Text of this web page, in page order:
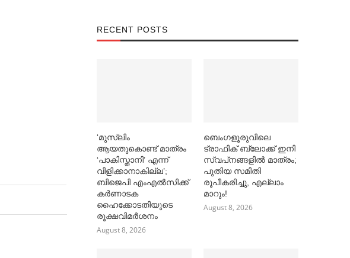
RECENT POSTS
‘മുസ്‌ലിം
ആയതുകൊണ്ട് മാത്രം
‘പാകിസ്താനി’ എന്ന്
വിളിക്കാനാകില്ല’;
ബിജെപി എംഎല്‍സിക്ക്
കര്‍ണാടക
ഹൈക്കോടതിയുടെ
രൂക്ഷവിമര്‍ശനം
August 8, 2026
ബെംഗളൂരുവിലെ
ട്രാഫിക് ബ്ലോക്ക് ഇനി
സ്വപ്‌നങ്ങളില്‍ മാത്രം;
പുതിയ സമിതി
രൂപീകരിച്ചു, എല്ലാം
മാറും!
August 8, 2026